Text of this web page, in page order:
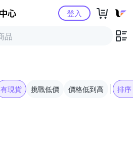
Yahoo購物中心登入
有現貨 挑戰低價 價格低到高 排序